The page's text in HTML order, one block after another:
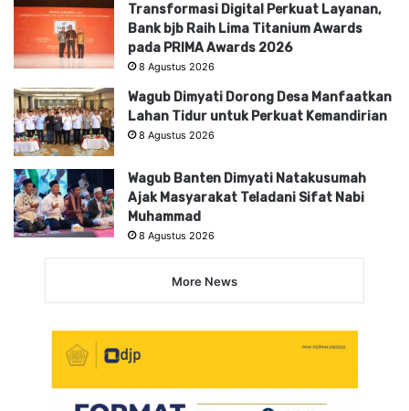
Transformasi Digital Perkuat Layanan,
Bank bjb Raih Lima Titanium Awards
pada PRIMA Awards 2026
8 Agustus 2026
Wagub Dimyati Dorong Desa Manfaatkan
Lahan Tidur untuk Perkuat Kemandirian
8 Agustus 2026
Wagub Banten Dimyati Natakusumah
Ajak Masyarakat Teladani Sifat Nabi
Muhammad
8 Agustus 2026
More News